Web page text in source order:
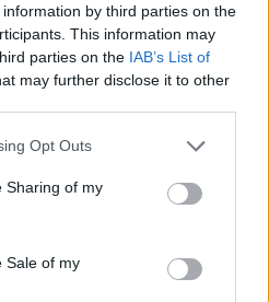
by third parties on the
This information may
parties on the IAB’s List of
may further disclose it to other
app uses one or more Google
behaviour. You may click to
and its third-party tags to
purposes in below Google
Opt Outs
Sharing of my
Sale of my